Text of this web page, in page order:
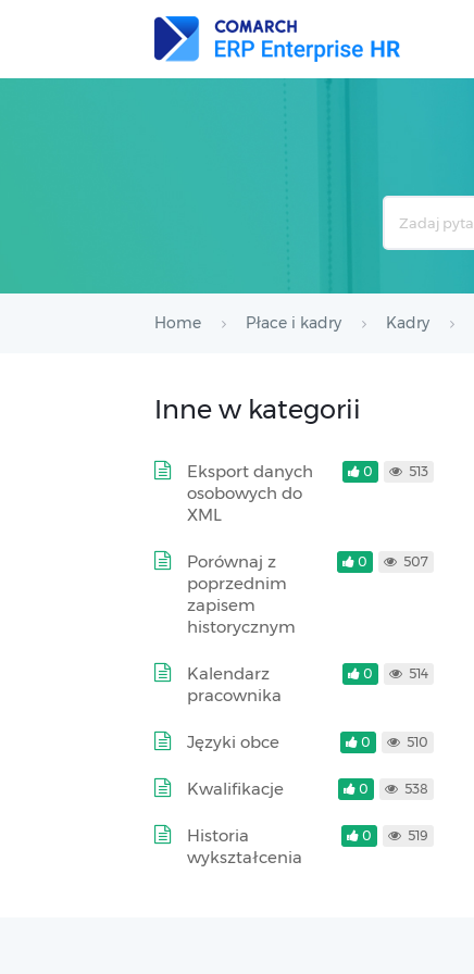
Home Płace i kadry Kadry
Inne w kategorii
Eksport danych
osobowych do
XML
0 513
Porównaj z
poprzednim
zapisem
historycznym
0 507
Kalendarz
pracownika
0 514
Języki obce 0 510
Kwalifikacje 0 538
Historia
wykształcenia
0 519